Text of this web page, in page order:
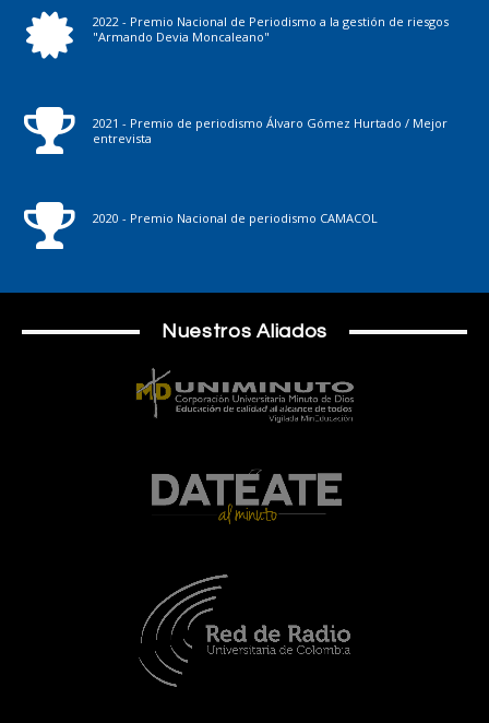
2022 - Premio Nacional de Periodismo a la gestión de riesgos
"Armando Devia Moncaleano"
2021 - Premio de periodismo Álvaro Gómez Hurtado / Mejor
entrevista
2020 - Premio Nacional de periodismo CAMACOL
Nuestros Aliados